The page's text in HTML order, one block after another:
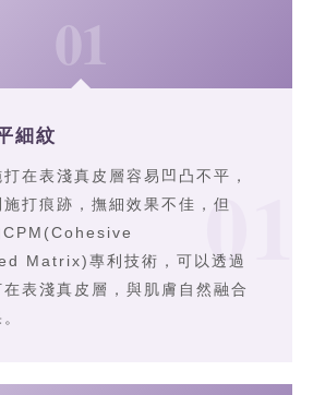
01
細紋
在表淺真皮層容易凹凸不平，
打痕跡，撫細效果不佳，但
CPM(Cohesive
Matrix)專利技術，可以透過
表淺真皮層，與肌膚自然融合